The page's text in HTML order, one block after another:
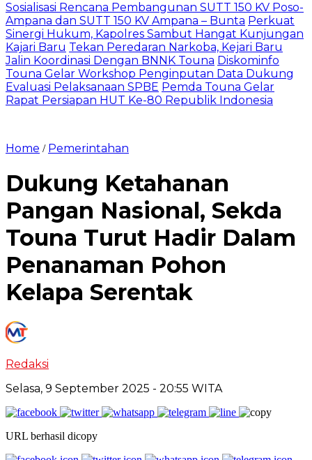
Sosialisasi Rencana Pembangunan SUTT 150 KV Poso-
Ampana dan SUTT 150 KV Ampana – Bunta Perkuat
Sinergi Hukum, Kapolres Sambut Hangat Kunjungan
Kajari Baru Tekan Peredaran Narkoba, Kejari Baru
Jalin Koordinasi Dengan BNNK Touna Diskominfo
Touna Gelar Workshop Penginputan Data Dukung
Evaluasi Pelaksanaan SPBE Pemda Touna Gelar
Rapat Persiapan HUT Ke-80 Republik Indonesia
Home / Pemerintahan
Dukung Ketahanan
Pangan Nasional, Sekda
Touna Turut Hadir Dalam
Penanaman Pohon
Kelapa Serentak
Redaksi
Selasa, 9 September 2025 - 20:55 WITA
URL berhasil dicopy